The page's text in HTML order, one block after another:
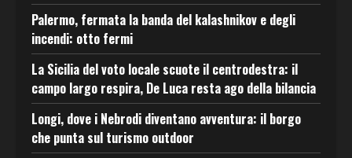
Palermo, fermata la banda del kalashnikov e degli
incendi: otto fermi
La Sicilia del voto locale scuote il centrodestra: il
campo largo respira, De Luca resta ago della bilancia
Longi, dove i Nebrodi diventano avventura: il borgo
che punta sul turismo outdoor